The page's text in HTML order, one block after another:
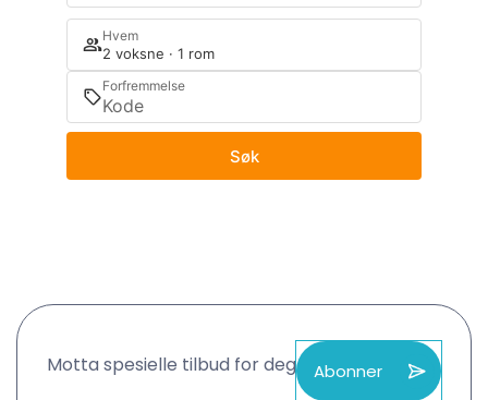
Hvem
2 voksne · 1 rom
Forfremmelse
Søk
Motta spesielle tilbud for deg Abonner